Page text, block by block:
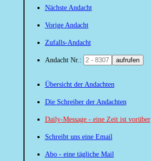
Nächste Andacht
Vorige Andacht
Zufalls-Andacht
Andacht Nr.: aufrufen
Übersicht der Andachten
Die Schreiber der Andachten
Daily-Message - eine Zeit ist vorüber
Schreibt uns eine Email
Abo - eine tägliche Mail